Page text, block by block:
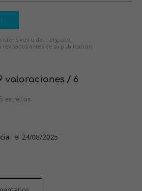
ofensivos o de mal gusto.
antes de su publicación.
valoraciones / 6
estrellas
el 24/08/2025